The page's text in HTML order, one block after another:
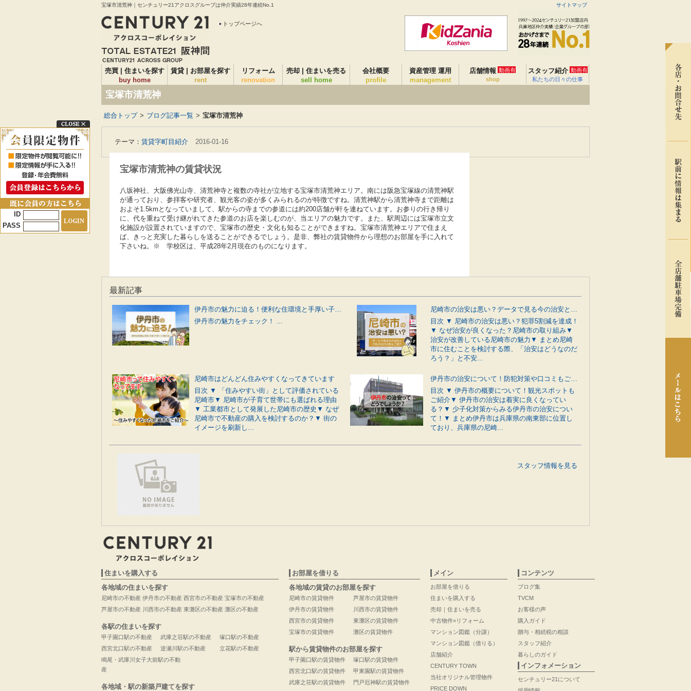
宝塚市清荒神｜センチュリー21アクロスグループは仲介実績28年連続No.1 サイトマップ
トップページへ
売買 | 住まいを探す
buy home
賃貸 | お部屋を探す
rent
リフォーム
renovation
売却 | 住まいを売る
sell home
会社概要
profile
資産管理 運用
management
店舗情報 動画有
shop
スタッフ紹介 動画有
私たちの日々の仕事
宝塚市清荒神
総合トップ > ブログ記事一覧 > 宝塚市清荒神
テーマ： 賃貸字町目紹介 2016-01-16
宝塚市清荒神の賃貸状況
八坂神社、大阪佛光山寺、清荒神寺と複数の寺社が立地する宝塚市清荒神エリア。南には阪急宝塚線の清荒神駅
が通っており、参拝客や研究者、観光客の姿が多くみられるのが特徴ですね。清荒神駅から清荒神寺まで距離は
およそ1.5kmとなっていまして、駅からの寺までの参道には約200店舗が軒を連ねています。お参りの行き帰り
に、代を重ねて受け継がれてきた参道のお店を楽しむのが、当エリアの魅力です。また、駅周辺には宝塚市立文
化施設が設置されていますので、宝塚市の歴史・文化も知ることができますね。宝塚市清荒神エリアで住まえ
ば、きっと充実した暮らしを送ることができるでしょう。是非、弊社の賃貸物件から理想のお部屋を手に入れて
下さいね。※ 学校区は、平成28年2月現在のものになります。
最新記事
伊丹市の魅力に迫る！便利な住環境と手厚い子育てサポートが揃う街
伊丹市の魅力をチェック！ ...
尼崎市の治安は悪い？データで見る今の治安と行政の防犯対策をご紹介
目次 ▼ 尼崎市の治安は悪い？犯罪5割減を達成！
▼ なぜ治安が良くなった？尼崎市の取り組み▼
治安が改善している尼崎市の魅力▼ まとめ尼崎
市に住むことを検討する際、「治安はどうなのだ
ろう？」と不安...
尼崎市はどんどん住みやすくなってきています
目次 ▼ 「住みやすい街」として評価されている
尼崎市▼ 尼崎市が子育て世帯にも選ばれる理由
▼ 工業都市として発展した尼崎市の歴史▼ なぜ
尼崎市で不動産の購入を検討するのか？▼ 街の
イメージを刷新し...
伊丹市の治安について！防犯対策や口コミもご紹介
目次 ▼ 伊丹市の概要について！観光スポットも
ご紹介▼ 伊丹市の治安は着実に良くなってい
る？▼ 少子化対策からみる伊丹市の治安につい
て！▼ まとめ伊丹市は兵庫県の南東部に位置し
ており、兵庫県の尼崎...
スタッフ情報を見る
住まいを購入する
各地域の住まいを探す
尼崎市の不動産
芦屋市の不動産
伊丹市の不動産
川西市の不動産
西宮市の不動産
東灘区の不動産
宝塚市の不動産
灘区の不動産
各駅の住まいを探す
甲子園口駅の不動産
西宮北口駅の不動産
武庫之荘駅の不動産
逆瀬川駅の不動産
塚口駅の不動産
立花駅の不動産
鳴尾・武庫川女子大前駅の不動
産
各地域・駅の新築戸建てを探す
お部屋を借りる
各地域の賃貸のお部屋を探す
尼崎市の賃貸物件
伊丹市の賃貸物件
西宮市の賃貸物件
宝塚市の賃貸物件
芦屋市の賃貸物件
川西市の賃貸物件
東灘区の賃貸物件
灘区の賃貸物件
駅から賃貸物件のお部屋を探す
甲子園口駅の賃貸物件
西宮北口駅の賃貸物件
武庫之荘駅の賃貸物件
塚口駅の賃貸物件
甲東園駅の賃貸物件
門戸厄神駅の賃貸物件
メイン
お部屋を借りる
住まいを購入する
売却｜住まいを売る
中古物件×リフォーム
マンション図鑑（分譲）
マンション図鑑（借りる）
店舗紹介
CENTURY TOWN
当社オリジナル管理物件
PRICE DOWN
コンテンツ
ブログ集
TVCM
お客様の声
購入ガイド
贈与・相続税の相談
スタッフ紹介
暮らしのガイド
インフォメーション
センチュリー21について
ID
PASS